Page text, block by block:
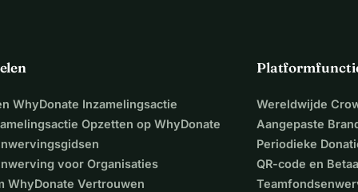
gebieden worden bereikt, kunnen medische
transportnetwerk van gezondheidswerkers optimaal
ambulancevervoer in heel Gambia. Ze zorgen voor
te schenken aan Riders for Health is duurzame inzet
boost aan de gezondheidszorg in het arme Gambia.
te brengen!
WhyDonate Inzamelingsactie
Opzetten op WhyDonate
voor Organisaties
WhyDonate Vertrouwen
Wereldwijde
Aangepaste
Periodieke
QR-code en